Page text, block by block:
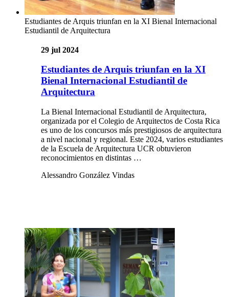
Estudiantes de Arquis triunfan en la XI Bienal Internacional
Estudiantil de Arquitectura
29 jul 2024
Estudiantes de Arquis triunfan en la XI
Bienal Internacional Estudiantil de
Arquitectura
La Bienal Internacional Estudiantil de Arquitectura,
organizada por el Colegio de Arquitectos de Costa Rica
es uno de los concursos más prestigiosos de arquitectura
a nivel nacional y regional. Este 2024, varios estudiantes
de la Escuela de Arquitectura UCR obtuvieron
reconocimientos en distintas …
Alessandro González Vindas